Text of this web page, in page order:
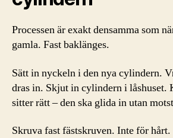
Processen är exakt densamma som
gamla. Fast baklänges.
Sätt in nyckeln i den nya cylindern.
dras in. Skjut in cylindern i låshuset.
sitter rätt – den ska glida in utan
Skruva fast fästskruven. Inte för